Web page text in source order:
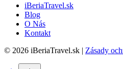
iBeriaTravel.sk
Blog
O Nás
Kontakt
© 2026 iBeriaTravel.sk | Zásady